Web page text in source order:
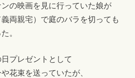
の映画を見に行っていた娘が
両親宅）で庭のバラを切っても
。
プレゼントとして
花束を送っていたが、